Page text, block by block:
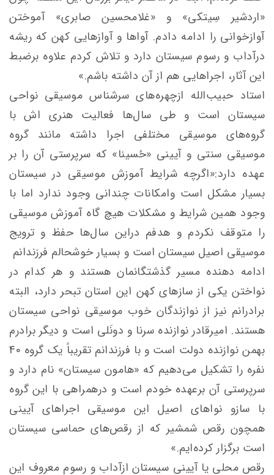
«اردشیر سِیتکی» و «غلامحسین صابری» آموختن
آوازخوانی را ادامه دادم. آواها و آوازهایی کهن که ریشه
درآداب و رسوم سیستان دارد و تلاش کردم علاوه برضبط
این آثار، اجراهایی هم از آن داشته باشم.»
استاد حبیب‌الله ازچهره‌های سرشناس موسیقی نواحی
سیستان است و طی سال‌ها فعالیت هنری اش با
گروه‌های موسیقی مختلفی اجرا داشته مانند گروه
موسیقی سنتی و آیینی «حُسینا» که سرپرستی آن را بر
عهده دارد:«اگرچه شرایط آموزش موسیقی در سیستان
بسیار مشکل است وامکانات چندانی وجود ندارد اما با
وجود همین شرایط و مشکلات هیچ گاه آموزش موسیقی
را متوقف نکردم و هدفم دراین سال‌ها حفظ و ترویج
موسیقی اصیل سیستان است و بسیار خوشحالم فرزندانم
ادامه دهنده مسیر گذشتگانمان هستند و هر کدام در
نواختن یکی از سازهای کهن این استان تبحر دارد، البته
برادرانم نیز از نوازندگان خوب موسیقی نواحی سیستان
هستند. امیرقادر نوازنده سرنا و دونَلی است و دیگر برادرم
بهمن نوازنده دولت است و با فرزندانم تقریباً یک گروه 40
نفره را تشکیل می‌دهیم که «هامون سیستان» نام دارد و
سرپرستی آن برعهده خودم است و درهمراهی با این گروه
با سازو نواهای اصیل این موسیقی اجراهای آیینی
همچون رقص شمشیر که از رقص‌های حماسی سیستان
است برگزار کرده‌ایم.»
رقص محلی یا آیینی سیستان ازآداب و رسوم معروف این